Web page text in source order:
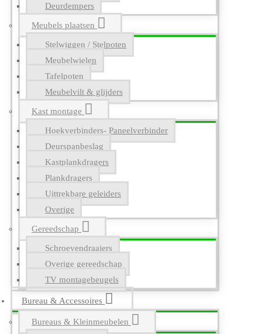
Deurdempers
Meubels plaatsen
Stelwiggen / Stelpoten
Meubelwielen
Tafelpoten
Meubelvilt & glijders
Kast montage
Hoekverbinders- Paneelverbinder
Deurspanbeslag
Kastplankdragers
Plankdragers
Uittrekbare geleiders
Overige
Gereedschap
Schroevendraaiers
Overige gereedschap
TV montagebeugels
Bureau & Accessoires
Bureaus & Kleinmeubelen